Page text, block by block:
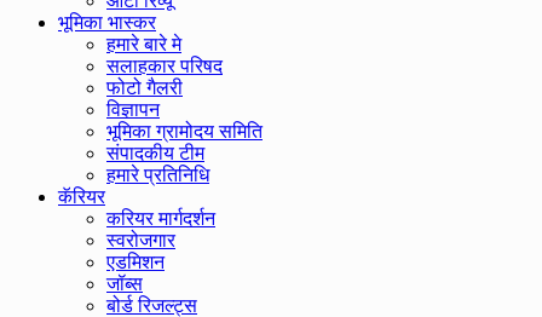
भूमिका भास्कर
हमारे बारे मे
सलाहकार परिषद
फोटो गैलरी
विज्ञापन
भूमिका ग्रामोदय समिति
संपादकीय टीम
हमारे प्रतिनिधि
कॅरियर
करियर मार्गदर्शन
स्वरोजगार
एडमिशन
जॉब्स
बोर्ड रिजल्ट्स